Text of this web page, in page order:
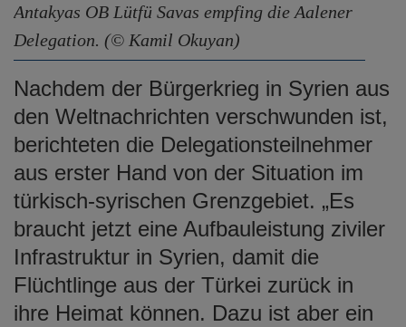
Antakyas OB Lütfü Savas empfing die Aalener
Delegation. (© Kamil Okuyan)
Nachdem der Bürgerkrieg in Syrien aus
den Weltnachrichten verschwunden ist,
berichteten die Delegationsteilnehmer
aus erster Hand von der Situation im
türkisch-syrischen Grenzgebiet. „Es
braucht jetzt eine Aufbauleistung ziviler
Infrastruktur in Syrien, damit die
Flüchtlinge aus der Türkei zurück in
ihre Heimat können. Dazu ist aber ein